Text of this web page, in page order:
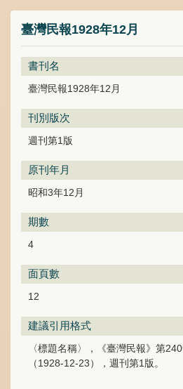
臺灣民報1928年12月
書刊名
臺灣民報1928年12月
刊別版次
週刊第1版
原刊年月
昭和3年12月
期數
4
面頁數
12
建議引用格式
〈標題名稱〉，《臺灣民報》第
（1928-12-23），週刊第1版。